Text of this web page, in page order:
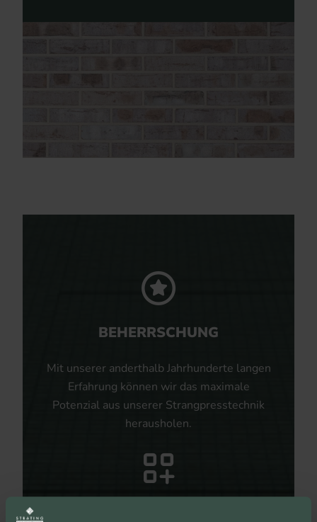
BEHERRSCHUNG
Mit unserer anderthalb Jahrhunderte langen
Erfahrung können wir das maximale
Potenzial aus unserer Strangpresstechnik
herausholen.